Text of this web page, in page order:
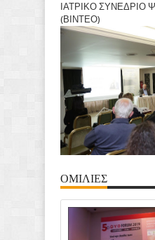
ΙΑΤΡΙΚΟ ΣΥΝΕΔΡΙΟ
(ΒΙΝΤΕΟ)
ΟΜΙΛΙΕΣ